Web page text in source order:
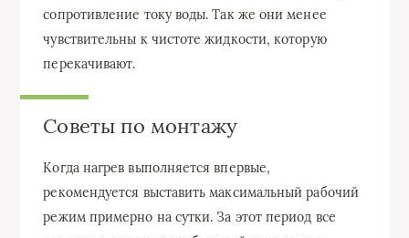
сопротивление току воды. Так же они менее
чувствительны к чистоте жидкости, которую
перекачивают.
Советы по монтажу
Когда нагрев выполняется впервые,
рекомендуется выставить максимальный рабочий
режим примерно на сутки. За этот период все